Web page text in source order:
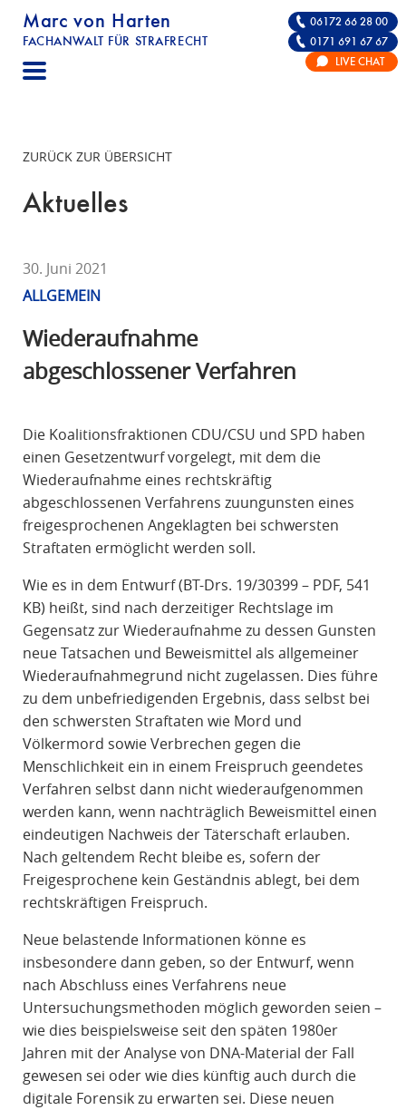
Marc von Harten
FACHANWALT FÜR STRAFRECHT
STRAFRECHT | RECHTSANWALT FÜR DIE
06172 66 28 00
0171 691 67 67
LIVE CHAT
ZURÜCK ZUR ÜBERSICHT
Aktuelles
30. Juni 2021
ALLGEMEIN
Wiederaufnahme
abgeschlossener Verfahren
Die Koalitionsfraktionen CDU/CSU und SPD haben
einen Gesetzentwurf vorgelegt, mit dem die
Wiederaufnahme eines rechtskräftig
abgeschlossenen Verfahrens zuungunsten eines
freigesprochenen Angeklagten bei schwersten
Straftaten ermöglicht werden soll.
Wie es in dem Entwurf (BT-Drs. 19/30399 – PDF, 541
KB) heißt, sind nach derzeitiger Rechtslage im
Gegensatz zur Wiederaufnahme zu dessen Gunsten
neue Tatsachen und Beweismittel als allgemeiner
Wiederaufnahmegrund nicht zugelassen. Dies führe
zu dem unbefriedigenden Ergebnis, dass selbst bei
den schwersten Straftaten wie Mord und
Völkermord sowie Verbrechen gegen die
Menschlichkeit ein in einem Freispruch geendetes
Verfahren selbst dann nicht wiederaufgenommen
werden kann, wenn nachträglich Beweismittel einen
eindeutigen Nachweis der Täterschaft erlauben.
Nach geltendem Recht bleibe es, sofern der
Freigesprochene kein Geständnis ablegt, bei dem
rechtskräftigen Freispruch.
Neue belastende Informationen könne es
insbesondere dann geben, so der Entwurf, wenn
nach Abschluss eines Verfahrens neue
Untersuchungsmethoden möglich geworden seien –
wie dies beispielsweise seit den späten 1980er
Jahren mit der Analyse von DNA-Material der Fall
gewesen sei oder wie dies künftig auch durch die
digitale Forensik zu erwarten sei. Diese neuen